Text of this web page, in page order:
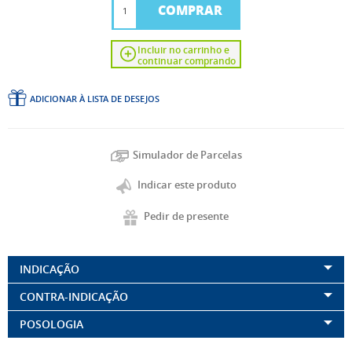
COMPRAR
Incluir no carrinho e
continuar comprando
ADICIONAR À LISTA DE DESEJOS
Simulador de Parcelas
Indicar este produto
Pedir de presente
INDICAÇÃO
CONTRA-INDICAÇÃO
POSOLOGIA